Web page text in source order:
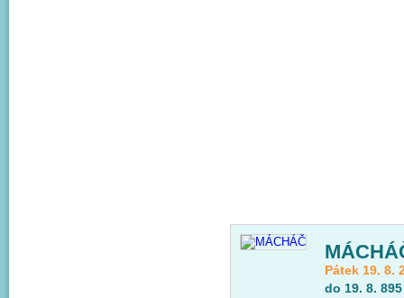
Pátek 19. 8.
do 19. 8.